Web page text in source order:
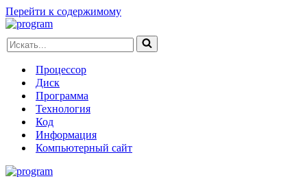
Перейти к содержимому
Искать...
Процессор
Диск
Программа
Технология
Код
Информация
Компьютерный сайт